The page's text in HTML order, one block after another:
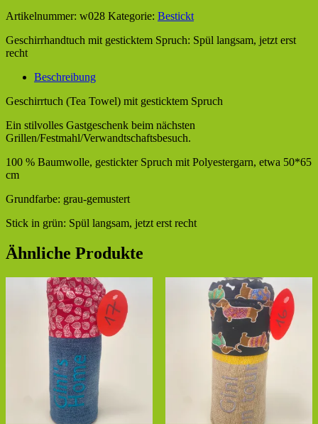
Artikelnummer: w028 Kategorie: Bestickt
Geschirrhandtuch mit gesticktem Spruch: Spül langsam, jetzt erst
recht
Beschreibung
Geschirrtuch (Tea Towel) mit gesticktem Spruch
Ein stilvolles Gastgeschenk beim nächsten
Grillen/Festmahl/Verwandtschaftsbesuch.
100 % Baumwolle, gestickter Spruch mit Polyestergarn, etwa 50*65
cm
Grundfarbe: grau-gemustert
Stick in grün: Spül langsam, jetzt erst recht
Ähnliche Produkte